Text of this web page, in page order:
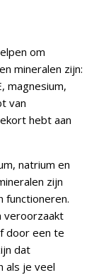
om
mineralen zijn:
magnesium,
van
hebt aan
natrium en
zijn
functioneren.
veroorzaakt
door een te
dat
als je veel